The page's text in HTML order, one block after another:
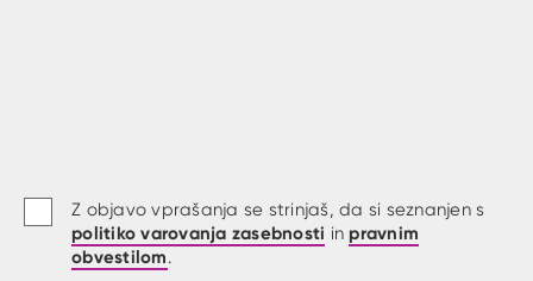
Z objavo vprašanja se strinjaš, da si seznanjen s
politiko varovanja zasebnosti in pravnim
obvestilom.